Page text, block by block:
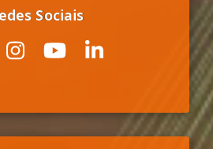
Sociais